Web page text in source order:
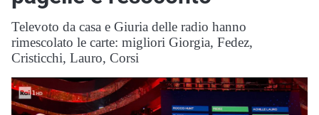
Televoto da casa e Giuria delle radio hanno
rimescolato le carte: migliori Giorgia, Fedez,
Cristicchi, Lauro, Corsi